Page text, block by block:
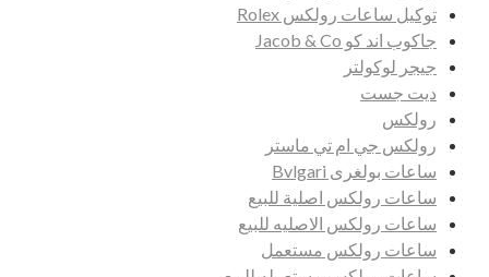
توكيل ساعات رولكس Rolex
جاكوب اند كو Jacob & Co
جيجر لوكولتر
ديت جست
رولكس
رولكس جي ام تي ماستر
ساعات بولغرى Bvlgari
ساعات رولكس اصلية للبيع
ساعات رولكس الاصليه للبيع
ساعات رولكس مستعمل